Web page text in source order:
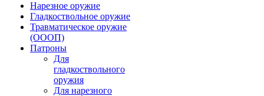
Нарезное оружие
Гладкоствольное оружие
Травматическое оружие
(ОООП)
Патроны
Для
гладкоствольного
оружия
Для нарезного